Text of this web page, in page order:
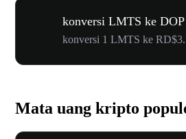
konversi LMTS ke DOP
konversi 1 LMTS ke
Mata uang kripto